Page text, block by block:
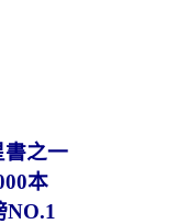
書之一
本
NO.1